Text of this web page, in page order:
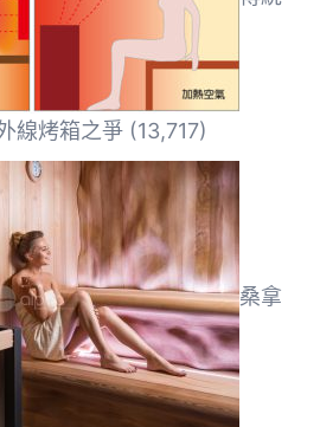
線烤箱之爭 (13,717)
桑拿